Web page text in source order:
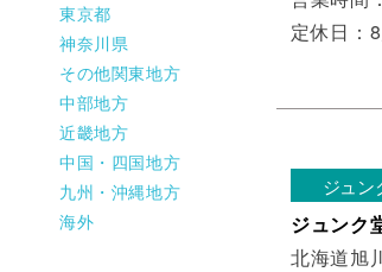
東京都
神奈川県
その他関東地方
中部地方
近畿地方
中国・四国地方
九州・沖縄地方
海外
定休日：
ジュン
ジュンク
北海道旭